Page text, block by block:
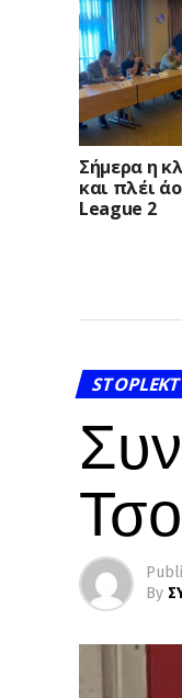
Σήμερα η
και πλέι
League 2
By